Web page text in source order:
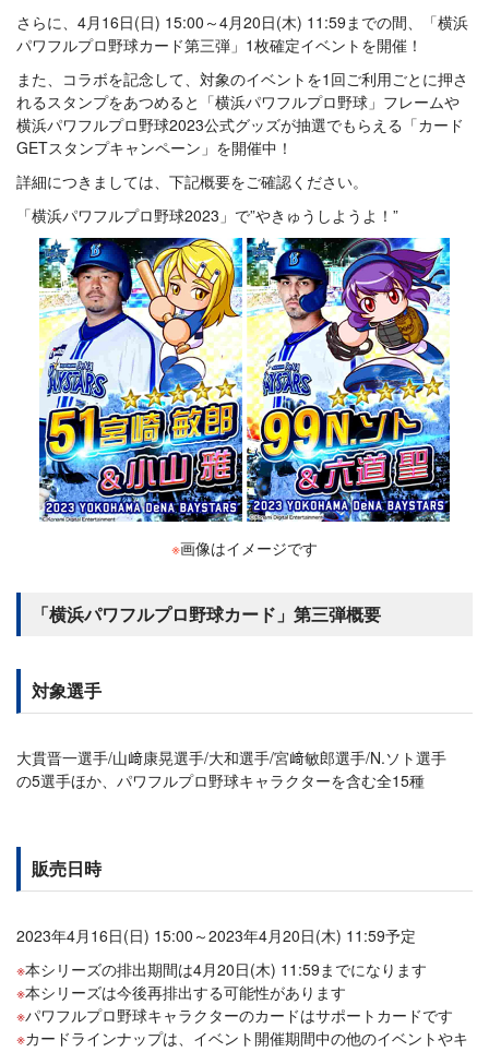
さらに、4月16日(日) 15:00～4月20日(木) 11:59までの間、「横浜
パワフルプロ野球カード第三弾」1枚確定イベントを開催！
また、コラボを記念して、対象のイベントを1回ご利用ごとに押さ
れるスタンプをあつめると「横浜パワフルプロ野球」フレームや
横浜パワフルプロ野球2023公式グッズが抽選でもらえる「カード
GETスタンプキャンペーン」を開催中！
詳細につきましては、下記概要をご確認ください。
「横浜パワフルプロ野球2023」で”やきゅうしようよ！”
※画像はイメージです
「横浜パワフルプロ野球カード」第三弾概要
対象選手
大貫晋一選手/山﨑康晃選手/大和選手/宮﨑敏郎選手/N.ソト選手
の5選手ほか、パワフルプロ野球キャラクターを含む全15種
販売日時
2023年4月16日(日) 15:00～2023年4月20日(木) 11:59予定
本シリーズの排出期間は4月20日(木) 11:59までになります
本シリーズは今後再排出する可能性があります
パワフルプロ野球キャラクターのカードはサポートカードです
カードラインナップは、イベント開催期間中の他のイベントやキ